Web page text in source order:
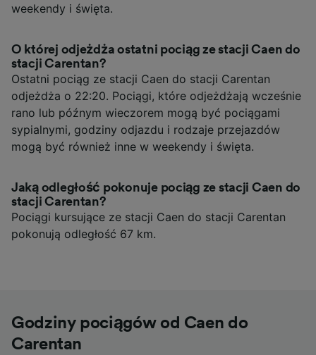
weekendy i święta.
O której odjeżdża ostatni pociąg ze stacji Caen do
stacji Carentan?
Ostatni pociąg ze stacji Caen do stacji Carentan
odjeżdża o 22:20. Pociągi, które odjeżdżają wcześnie
rano lub późnym wieczorem mogą być pociągami
sypialnymi, godziny odjazdu i rodzaje przejazdów
mogą być również inne w weekendy i święta.
Jaką odległość pokonuje pociąg ze stacji Caen do
stacji Carentan?
Pociągi kursujące ze stacji Caen do stacji Carentan
pokonują odległość 67 km.
Godziny pociągów od Caen do
Carentan